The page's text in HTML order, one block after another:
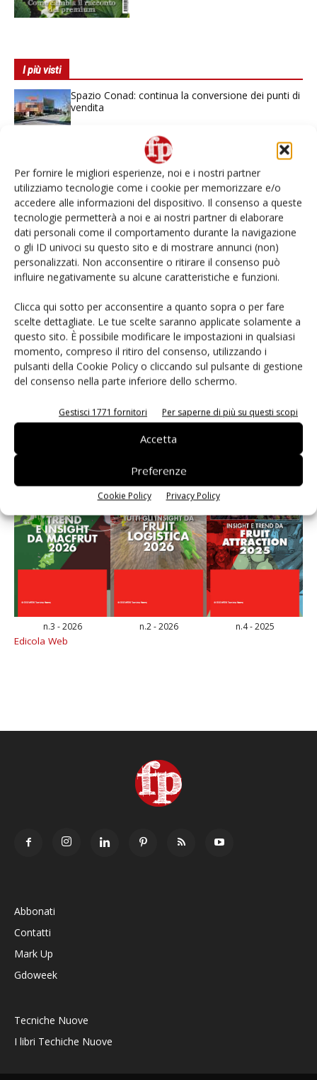
Per fornire le migliori esperienze, noi e i nostri partner
utilizziamo tecnologie come i cookie per memorizzare e/o
accedere alle informazioni del dispositivo. Il consenso a queste
tecnologie permetterà a noi e ai nostri partner di elaborare
dati personali come il comportamento durante la navigazione
o gli ID univoci su questo sito e di mostrare annunci (non)
personalizzati. Non acconsentire o ritirare il consenso può
influire negativamente su alcune caratteristiche e funzioni.
Clicca qui sotto per acconsentire a quanto sopra o per fare
scelte dettagliate. Le tue scelte saranno applicate solamente a
questo sito. È possibile modificare le impostazioni in qualsiasi
momento, compreso il ritiro del consenso, utilizzando i
pulsanti della Cookie Policy o cliccando sul pulsante di gestione
del consenso nella parte inferiore dello schermo.
Gestisci 1771 fornitori Per saperne di più su questi scopi
Accetta
Preferenze
Cookie Policy Privacy Policy
I più visti
Spazio Conad: continua la conversione dei punti di
vendita
Non è una susina: è Metis… e può rivoluzionare la
Andamento prezzi ortofrutta in Italia al 27 luglio
2026
Leonardo Odorizzi: “Dobbiamo creare stupore nel
punto di vendita” #vocidellortofrutta
L’ortofrutta di Extra Supermercati tra localismo e
Ai #Repartofresh
n.3 - 2026 n.2 - 2026 n.4 - 2025
Edicola Web
Abbonati
Contatti
Mark Up
Gdoweek
Tecniche Nuove
I libri Techiche Nuove